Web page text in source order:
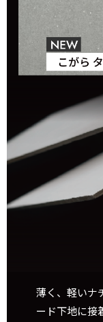
薄く、軽いナ
ード下地に接